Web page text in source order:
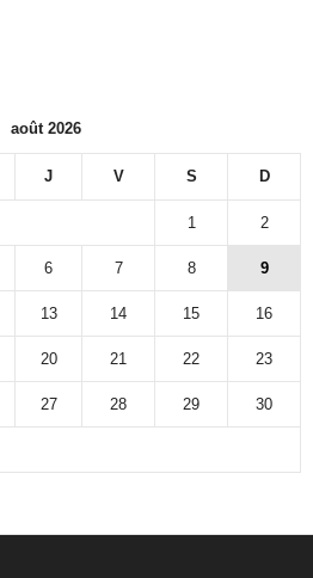
août 2026
J V S D
1 2
6 7 8 9
13 14 15 16
20 21 22 23
27 28 29 30